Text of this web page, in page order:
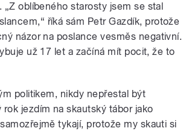
„Z oblíbeného starosty jsem se stal
říká sám Petr Gazdík, protože
názor na poslance vesměs negativní.
už 17 let a začíná mít pocit, že to
politikem, nikdy nepřestal být
rok jezdím na skautský tábor jako
tykají, protože my skauti si